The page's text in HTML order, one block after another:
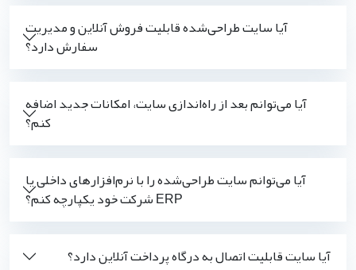
آیا سایت طراحی‌شده قابلیت فروش آنلاین و مدیریت
سفارش دارد؟
آیا می‌توانم بعد از راه‌اندازی سایت، امکانات جدید اضافه
کنم؟
آیا می‌توانم سایت طراحی‌شده را با نرم‌افزارهای داخلی یا
ERP شرکت خود یکپارچه کنم؟
آیا سایت قابلیت اتصال به درگاه پرداخت آنلاین دارد؟